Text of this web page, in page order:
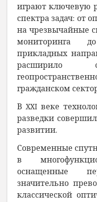
играют ключевую
спектра задач: от
на чрезвычайные
мониторинга
прикладных
расширило
гражданском
В XXI веке
разведки
развитии.
Современные
в
оснащенные
значительно
классической